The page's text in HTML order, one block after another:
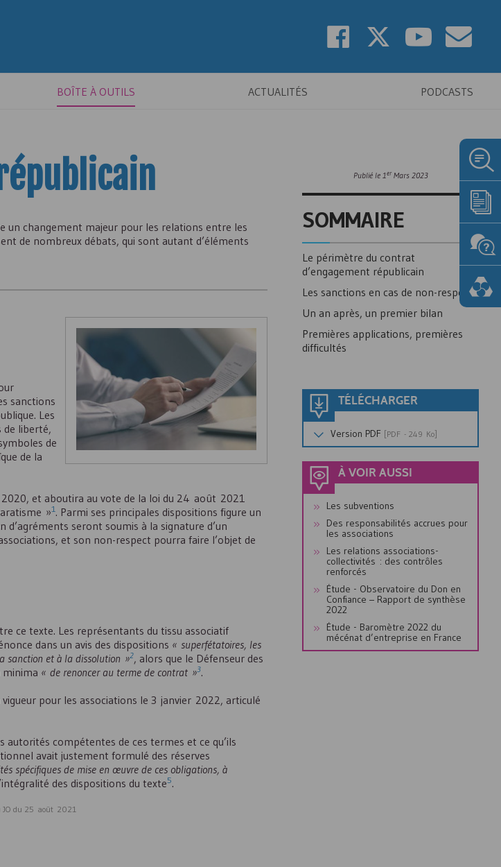
BOÎTE À OUTILS ACTUALITÉS PODCASTS
un changement majeur pour les relations entre les
de nombreux débats, qui sont autant d’éléments
sanctions
Les
de liberté,
de
de la
et aboutira au vote de la loi du 24 août 2021
»1. Parmi ses principales dispositions figure un
seront soumis à la signature d’un
et son non-respect pourra faire l’objet de
ce texte. Les représentants du tissu associatif
dans un avis des dispositions « superfétatoires, les
sanction et à la dissolution »2, alors que le Défenseur des
minima « de renoncer au terme de contrat »3.
pour les associations le 3 janvier 2022, articulé
autorités compétentes de ces termes et ce qu’ils
avait justement formulé des réserves
spécifiques de mise en œuvre de ces obligations, à
des dispositions du texte5.
JO du 25 août 2021
Publié le 1erMars 2023
SOMMAIRE
Le périmètre du contrat
d’engagement républicain
Les sanctions en cas de non-respect
Un an après, un premier bilan
Premières applications, premières
difficultés
TÉLÉCHARGER
Version PDF [PDF - 249 Ko]
À VOIR AUSSI
Les subventions
Des responsabilités accrues pour
les associations
Les relations associations-
collectivités : des contrôles
renforcés
Étude - Observatoire du Don en
Confiance – Rapport de synthèse
2022
Étude - Baromètre 2022 du
mécénat d’entreprise en France